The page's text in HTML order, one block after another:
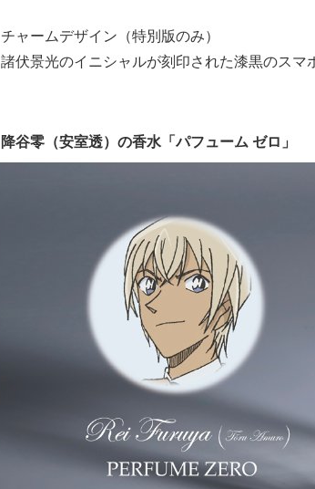
チャームデザイン（特別版のみ）
諸伏景光のイニシャルが刻印された漆黒のスマ
降谷零（安室透）の香水「パフューム ゼロ」